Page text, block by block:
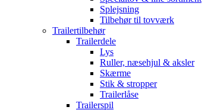
Splejsning
Tilbehør til tovværk
Trailertilbehør
Trailerdele
Lys
Ruller, næsehjul & aksler
Skærme
Stik & stropper
Trailerlåse
Trailerspil